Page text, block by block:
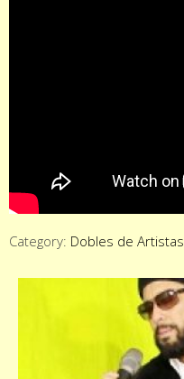
Category: Dobles de Artistas